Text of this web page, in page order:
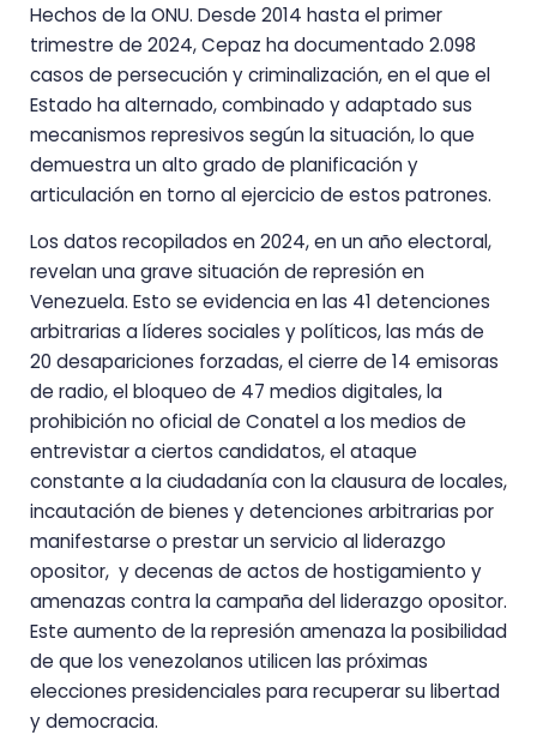
Hechos de la ONU. Desde 2014 hasta el primer
trimestre de 2024, Cepaz ha documentado 2.098
casos de persecución y criminalización, en el que el
Estado ha alternado, combinado y adaptado sus
mecanismos represivos según la situación, lo que
demuestra un alto grado de planificación y
articulación en torno al ejercicio de estos patrones.
Los datos recopilados en 2024, en un año electoral,
revelan una grave situación de represión en
Venezuela. Esto se evidencia en las 41 detenciones
arbitrarias a líderes sociales y políticos, las más de
20 desapariciones forzadas, el cierre de 14 emisoras
de radio, el bloqueo de 47 medios digitales, la
prohibición no oficial de Conatel a los medios de
entrevistar a ciertos candidatos, el ataque
constante a la ciudadanía con la clausura de locales,
incautación de bienes y detenciones arbitrarias por
manifestarse o prestar un servicio al liderazgo
opositor, y decenas de actos de hostigamiento y
amenazas contra la campaña del liderazgo opositor.
Este aumento de la represión amenaza la posibilidad
de que los venezolanos utilicen las próximas
elecciones presidenciales para recuperar su libertad
y democracia.